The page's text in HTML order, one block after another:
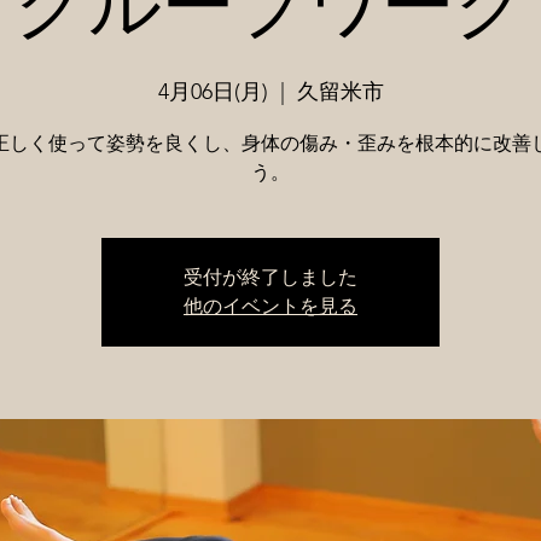
4月06日(月) 久留米市
しく使って姿勢を良くし、身体の傷み・歪みを根本的に改善
う。
受付が終了しました
他のイベントを見る